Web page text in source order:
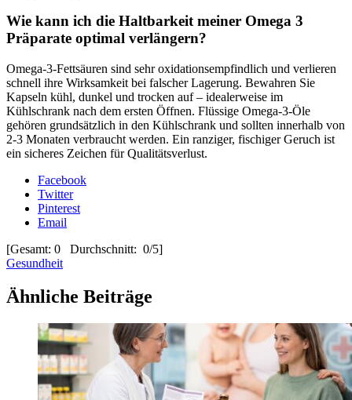
Wie kann ich die Haltbarkeit meiner Omega 3
Präparate optimal verlängern?
Omega-3-Fettsäuren sind sehr oxidationsempfindlich und verlieren
schnell ihre Wirksamkeit bei falscher Lagerung. Bewahren Sie
Kapseln kühl, dunkel und trocken auf – idealerweise im
Kühlschrank nach dem ersten Öffnen. Flüssige Omega-3-Öle
gehören grundsätzlich in den Kühlschrank und sollten innerhalb von
2-3 Monaten verbraucht werden. Ein ranziger, fischiger Geruch ist
ein sicheres Zeichen für Qualitätsverlust.
Facebook
Twitter
Pinterest
Email
[Gesamt: 0 Durchschnitt: 0/5]
Gesundheit
Ähnliche Beiträge